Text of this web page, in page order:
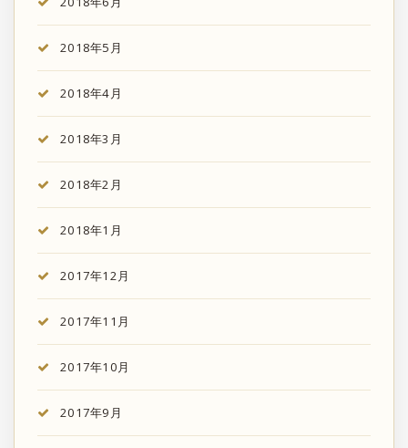
2018年5月
2018年4月
2018年3月
2018年2月
2018年1月
2017年12月
2017年11月
2017年10月
2017年9月